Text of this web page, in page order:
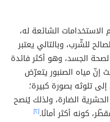
الشائعة له،
للشّرب، وبالتالي يعتبر
لصحة الجسد، وهو أكثر فائدة
إنّ مياه الصنبور يتعرّض
تلوثه بصورة كبيرة؛
الحشرية الضارة، ولذلك يُنصح
كونه أكثر أمانًا.[٢]